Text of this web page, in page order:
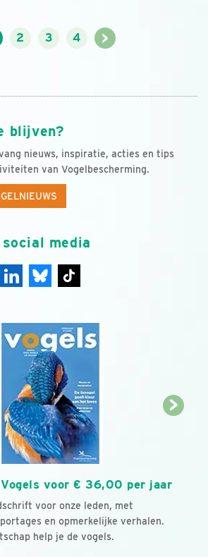
2 3 4 >
blijven?
nieuws, inspiratie, acties en tips
van Vogelbescherming.
media
voor € 36,00 per jaar
voor onze leden, met
en opmerkelijke verhalen.
help je de vogels.